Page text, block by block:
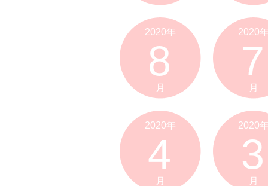
2020年
8
月
2020
7
月
2020年
4
月
2020
3
月